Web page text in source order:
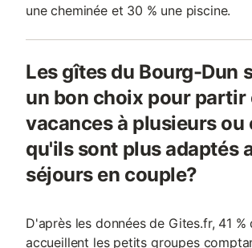
une cheminée et 30 % une piscine.
Les gîtes du Bourg-Dun
un bon choix pour partir
vacances à plusieurs ou
qu'ils sont plus adaptés
séjours en couple?
D'après les données de Gites.fr, 41 %
accueillent les petits groupes